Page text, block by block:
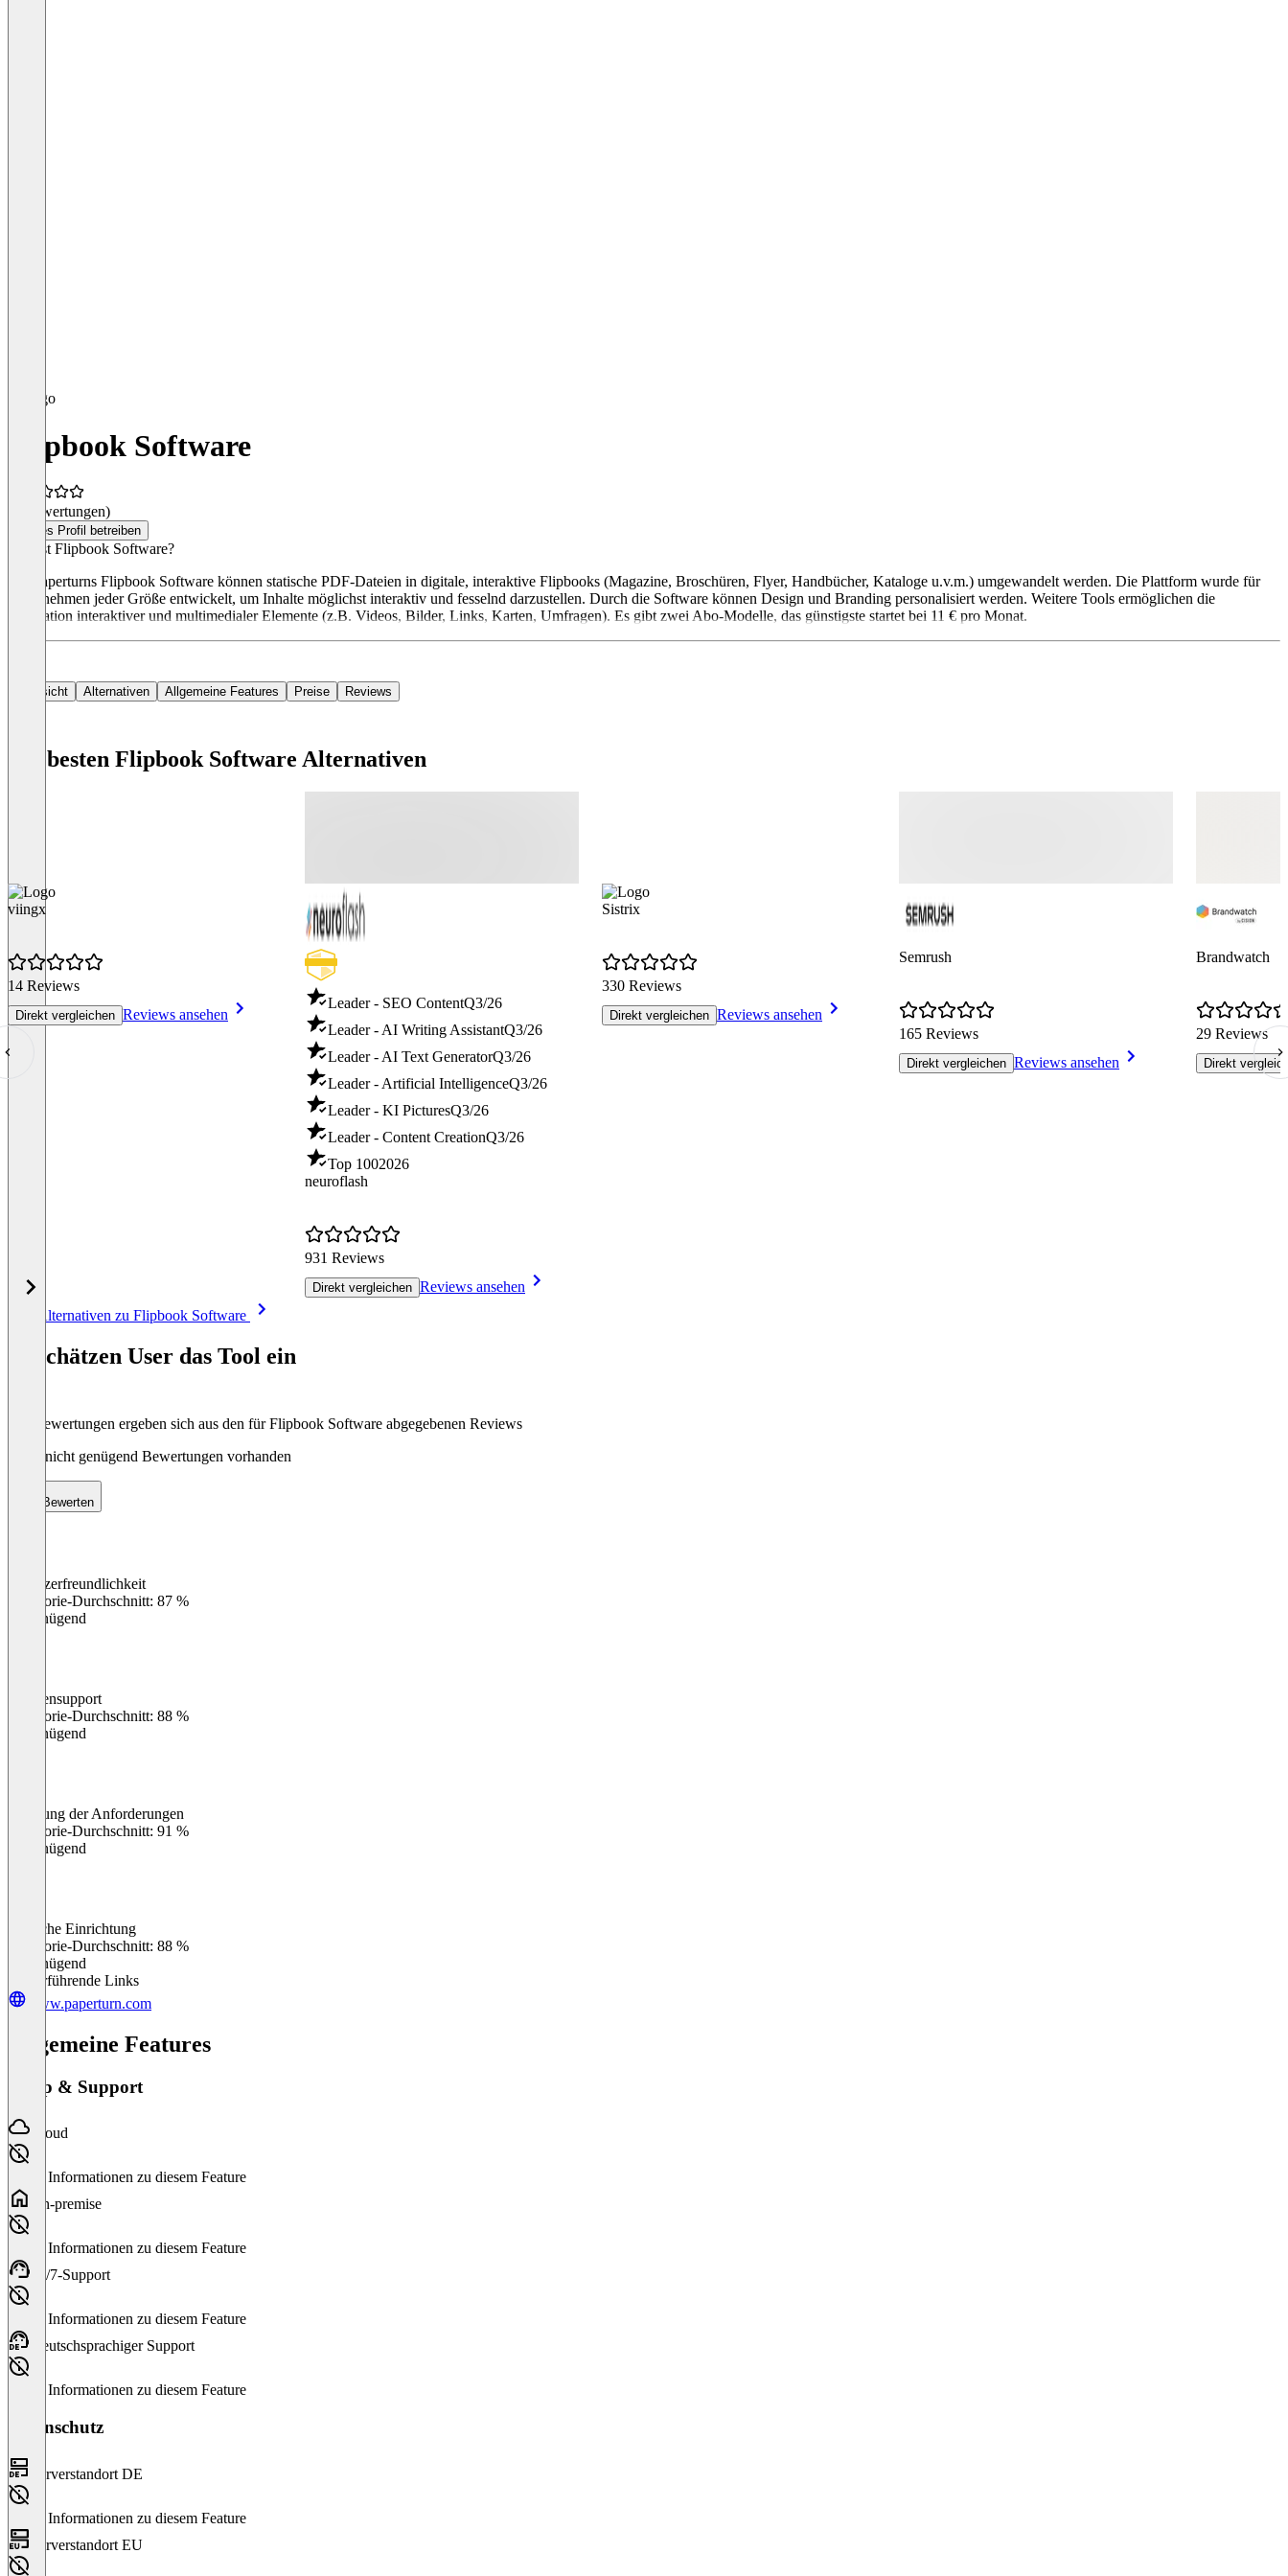
Flipbook Software
(0 Bewertungen)
Dieses Profil betreiben
Was ist Flipbook Software?
Mit Paperturns Flipbook Software können statische PDF-Dateien in digitale, interaktive Flipbooks (Magazine, Broschüren, Flyer, Handbücher, Kataloge u.v.m.) umgewandelt werden. Die Plattform wurde für
Unternehmen jeder Größe entwickelt, um Inhalte möglichst interaktiv und fesselnd darzustellen. Durch die Software können Design und Branding personalisiert werden. Weitere Tools ermöglichen die
Integration interaktiver und multimedialer Elemente (z.B. Videos, Bilder, Links, Karten, Umfragen). Es gibt zwei Abo-Modelle, das günstigste startet bei 11 € pro Monat.
Übersicht Alternativen Allgemeine Features Preise Reviews
Die besten Flipbook Software Alternativen
viingx
14 Reviews
Direkt vergleichen Reviews ansehen
Leader - SEO ContentQ3/26
Leader - AI Writing AssistantQ3/26
Leader - AI Text GeneratorQ3/26
Leader - Artificial IntelligenceQ3/26
Leader - KI PicturesQ3/26
Leader - Content CreationQ3/26
Top 1002026
neuroflash
931 Reviews
Direkt vergleichen Reviews ansehen
Sistrix
330 Reviews
Direkt vergleichen Reviews ansehen
Semrush
165 Reviews
Direkt vergleichen Reviews ansehen
Brandwatch
29 Reviews
Direkt
Alle Alternativen zu Flipbook Software
So schätzen User das Tool ein
Die Bewertungen ergeben sich aus den für Flipbook Software abgegebenen Reviews
Noch nicht genügend Bewertungen vorhanden
Bewerten
Benutzerfreundlichkeit
Kategorie-Durchschnitt: 87 %
Ungenügend
Kundensupport
Kategorie-Durchschnitt: 88 %
Ungenügend
Erfüllung der Anforderungen
Kategorie-Durchschnitt: 91 %
Ungenügend
Einfache Einrichtung
Kategorie-Durchschnitt: 88 %
Ungenügend
Weiterführende Links
www.paperturn.com
Allgemeine Features
Setup & Support
Cloud
Keine Informationen zu diesem Feature
On-premise
Keine Informationen zu diesem Feature
24/7-Support
Keine Informationen zu diesem Feature
Deutschsprachiger Support
Keine Informationen zu diesem Feature
Datenschutz
Serverstandort DE
Keine Informationen zu diesem Feature
Serverstandort EU